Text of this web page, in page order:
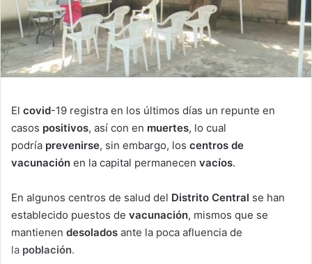
El covid-19 registra en los últimos días un repunte en
casos positivos, así con en muertes, lo cual
podría prevenirse, sin embargo, los centros de
vacunación en la capital permanecen vacíos.
En algunos centros de salud del Distrito Central se han
establecido puestos de vacunación, mismos que se
mantienen desolados ante la poca afluencia de
la población.